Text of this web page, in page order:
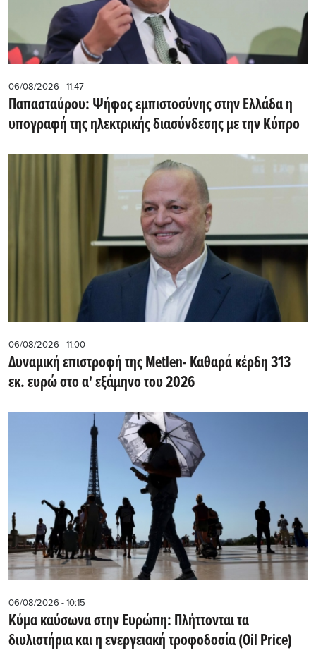
06/08/2026 - 11:47
Παπασταύρου: Ψήφος εμπιστοσύνης στην Ελλάδα η
υπογραφή της ηλεκτρικής διασύνδεσης με την Κύπρο
06/08/2026 - 11:00
Δυναμική επιστροφή της Metlen- Καθαρά κέρδη 313
εκ. ευρώ στο α' εξάμηνο του 2026
06/08/2026 - 10:15
Κύμα καύσωνα στην Ευρώπη: Πλήττονται τα
διυλιστήρια και η ενεργειακή τροφοδοσία (Oil Price)